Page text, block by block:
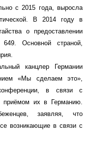
с 2015 года, выросла
В 2014 году в
о предоставлении
Основной страной,
канцлер Германии
«Мы сделаем это»,
в связи с
приёмом их в Германию.
заявляя, что
возникающие в связи с